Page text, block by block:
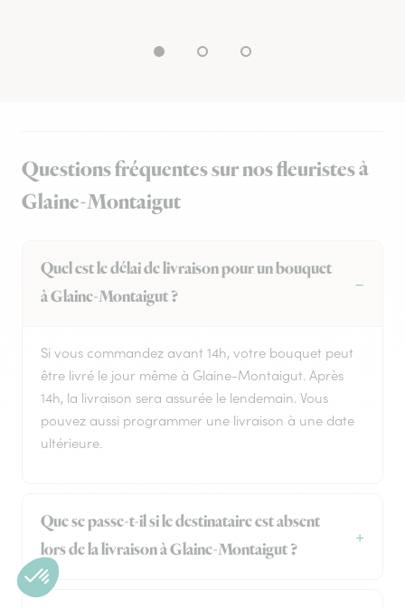
Questions fréquentes sur nos fleuristes à
Glaine-Montaigut
Quel est le délai de livraison pour un bouquet
à Glaine-Montaigut ?
Si vous commandez avant 14h, votre bouquet peut
être livré le jour même à Glaine-Montaigut. Après
14h, la livraison sera assurée le lendemain. Vous
pouvez aussi programmer une livraison à une date
ultérieure.
Que se passe-t-il si le destinataire est absent
lors de la livraison à Glaine-Montaigut ?